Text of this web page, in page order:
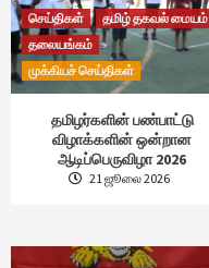
செய்திகள்
தமிழ் தகவல் மையம்
தலையங்கம்
முக்கியச் செய்திகள்
தமிழர்களின் பண்பாட்டு
விழாக்களின் ஒன்றான
ஆடிப்பெருவிழா 2026
21 ஜூலை 2026